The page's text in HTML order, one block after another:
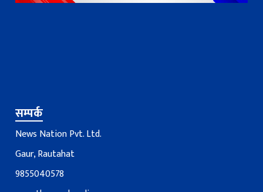
सम्पर्क
News Nation Pvt. Ltd.
Gaur, Rautahat
9855040578